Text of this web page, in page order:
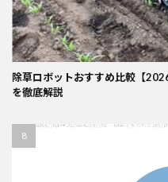
除草ロボットおすすめ比較【
を徹底解説